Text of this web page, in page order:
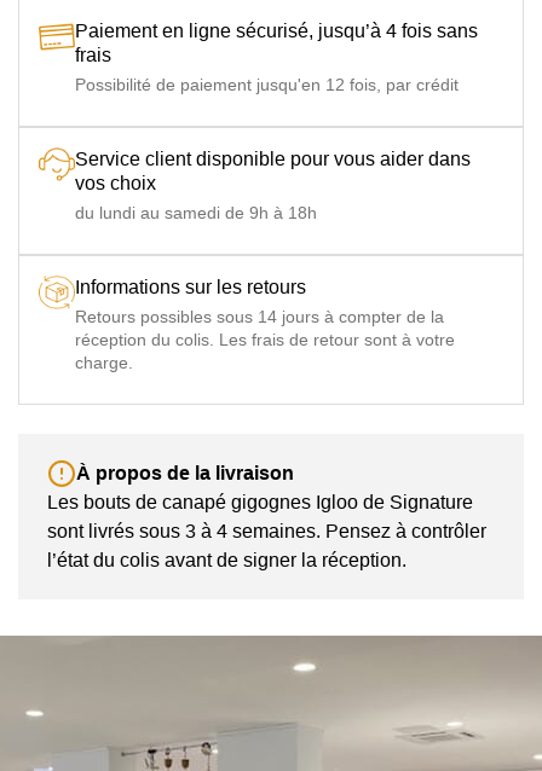
Paiement en ligne sécurisé, jusqu’à 4 fois sans
frais
Possibilité de paiement jusqu'en 12 fois, par crédit
Service client disponible pour vous aider dans
vos choix
du lundi au samedi de 9h à 18h
Informations sur les retours
Retours possibles sous 14 jours à compter de la
réception du colis. Les frais de retour sont à votre
charge.
À propos de la livraison
Les bouts de canapé gigognes Igloo de Signature
sont livrés sous 3 à 4 semaines. Pensez à contrôler
l’état du colis avant de signer la réception.